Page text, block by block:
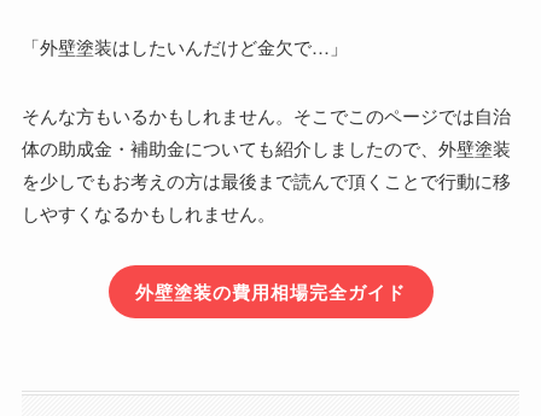
「外壁塗装はしたいんだけど金欠で…」
そんな方もいるかもしれません。そこでこのページでは自治
体の助成金・補助金についても紹介しましたので、外壁塗装
を少しでもお考えの方は最後まで読んで頂くことで行動に移
しやすくなるかもしれません。
外壁塗装の費用相場完全ガイド